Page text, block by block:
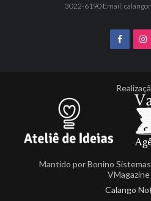
3022-6190 Email:
Mantido porBonino Sistemas
Calango